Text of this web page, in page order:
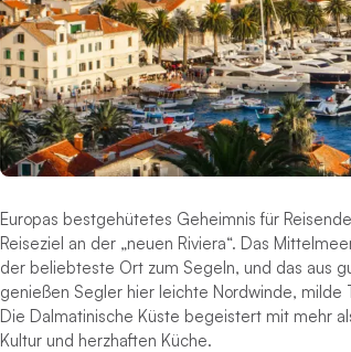
Europas bestgehütetes Geheimnis für
Reiseziel an der „neuen Riviera“. Das
der beliebteste Ort zum Segeln, und das aus
genießen Segler hier leichte Nordwinde,
Die Dalmatinische Küste begeistert mit mehr
Kultur und herzhaften Küche.